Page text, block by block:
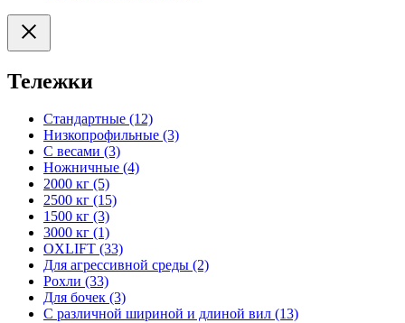
Тележки
Стандартные (12)
Низкопрофильные (3)
С весами (3)
Ножничные (4)
2000 кг (5)
2500 кг (15)
1500 кг (3)
3000 кг (1)
OXLIFT (33)
Для агрессивной среды (2)
Рохли (33)
Для бочек (3)
С различной шириной и длиной вил (13)